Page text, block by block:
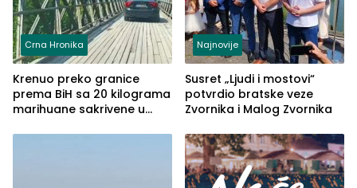
Crna Hronika
Krenuo preko granice
prema BiH sa 20 kilograma
marihuane sakrivene u
Najnovije
Susret „Ljudi i mostovi“
potvrdio bratske veze
Zvornika i Malog Zvornika